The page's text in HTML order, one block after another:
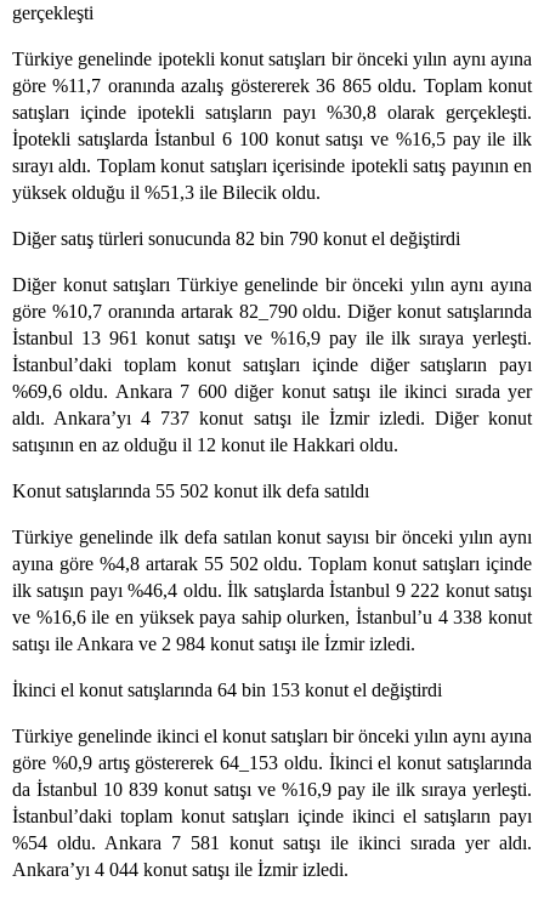
gerçekleşti
Türkiye genelinde ipotekli konut satışları bir önceki yılın aynı ayına
göre %11,7 oranında azalış göstererek 36 865 oldu. Toplam konut
satışları içinde ipotekli satışların payı %30,8 olarak gerçekleşti.
İpotekli satışlarda İstanbul 6 100 konut satışı ve %16,5 pay ile ilk
sırayı aldı. Toplam konut satışları içerisinde ipotekli satış payının en
yüksek olduğu il %51,3 ile Bilecik oldu.
Diğer satış türleri sonucunda 82 bin 790 konut el değiştirdi
Diğer konut satışları Türkiye genelinde bir önceki yılın aynı ayına
göre %10,7 oranında artarak 82_790 oldu. Diğer konut satışlarında
İstanbul 13 961 konut satışı ve %16,9 pay ile ilk sıraya yerleşti.
İstanbul’daki toplam konut satışları içinde diğer satışların payı
%69,6 oldu. Ankara 7 600 diğer konut satışı ile ikinci sırada yer
aldı. Ankara’yı 4 737 konut satışı ile İzmir izledi. Diğer konut
satışının en az olduğu il 12 konut ile Hakkari oldu.
Konut satışlarında 55 502 konut ilk defa satıldı
Türkiye genelinde ilk defa satılan konut sayısı bir önceki yılın aynı
ayına göre %4,8 artarak 55 502 oldu. Toplam konut satışları içinde
ilk satışın payı %46,4 oldu. İlk satışlarda İstanbul 9 222 konut satışı
ve %16,6 ile en yüksek paya sahip olurken, İstanbul’u 4 338 konut
satışı ile Ankara ve 2 984 konut satışı ile İzmir izledi.
İkinci el konut satışlarında 64 bin 153 konut el değiştirdi
Türkiye genelinde ikinci el konut satışları bir önceki yılın aynı ayına
göre %0,9 artış göstererek 64_153 oldu. İkinci el konut satışlarında
da İstanbul 10 839 konut satışı ve %16,9 pay ile ilk sıraya yerleşti.
İstanbul’daki toplam konut satışları içinde ikinci el satışların payı
%54 oldu. Ankara 7 581 konut satışı ile ikinci sırada yer aldı.
Ankara’yı 4 044 konut satışı ile İzmir izledi.